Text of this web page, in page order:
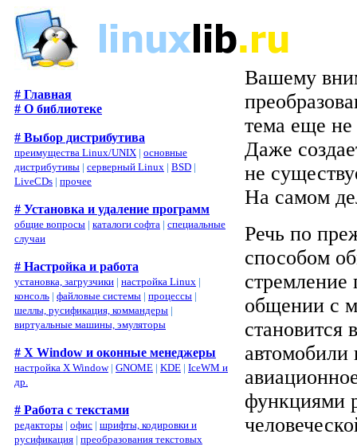
# Главная
# О библиотеке
# Выбор дистрибутива
преимущества Linux/UNIX | основные
дистрибутивы | серверный Linux | BSD |
LiveCDs | прочее
# Установка и удаление программ
общие вопросы | каталоги софта | специальные
случаи
# Настройка и работа
установка, загрузчики | настройка Linux |
консоль | файловые системы | процессы |
шеллы, русификация, коммандеры |
виртуальные машины, эмуляторы
# X Window и оконные менеджеры
настройка X Window| GNOME | KDE | IceWM и
др.
# Работа с текстами
редакторы | офис | шрифты, кодировки и
русификация | преобразования текстовых
Вашему
тема еще не
Даже
не
На самом
Речь по
способом
общении с
автомобили
функциями